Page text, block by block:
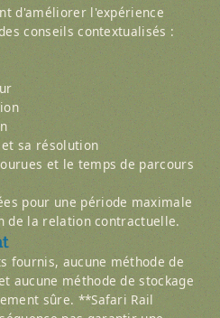
d'améliorer l'expérience
conseils contextualisés :
sa résolution
et le temps de parcours
pour une période maximale
de la relation contractuelle.
fournis, aucune méthode de
aucune méthode de stockage
sûre. **Safari Rail